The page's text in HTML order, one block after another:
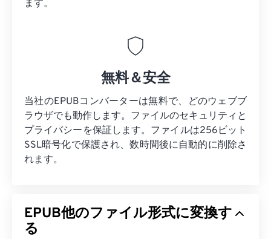
ます。
無料＆安全
当社のEPUBコンバーターは無料で、どのウェブブ
ラウザでも動作します。ファイルのセキュリティと
プライバシーを保証します。ファイルは256ビット
SSL暗号化で保護され、数時間後に自動的に削除さ
れます。
EPUB他のファイル形式に変換す
る